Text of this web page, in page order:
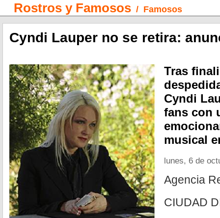
Rostros y Famosos / Famosos
Cyndi Lauper no se retira:
Tras
Cyndi
fans con
musical
lunes, 6 de
Agencia
CIUDAD